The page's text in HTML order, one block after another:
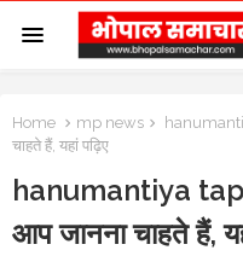
Home mp news
चाहते हैं, यहां पढ़िए
hanumantiya
आप जानना चाहते हैं,